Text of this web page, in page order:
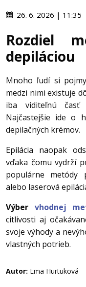
26. 6. 2026 | 11:35
Rozdiel
depiláciou
Mnoho ľudí si
medzi nimi existuje
iba viditeľnú časť
Najčastejšie ide o
depilačných krémov.
Epilácia naopak
vďaka čomu vydrží
populárne metódy
alebo laserová
Výber vhodnej
citlivosti aj
svoje výhody a
vlastných potrieb.
Autor: Ema Hurtuková